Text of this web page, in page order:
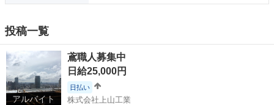
投稿一覧
アルバイト
鳶職人募集中
日給25,000円
日払い
株式会社上山工業